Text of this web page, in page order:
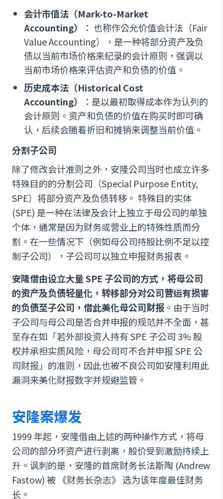
会计市值法（Mark-to-Market
Accounting）
： 也称作公允价值会计法（Fair
Value Accounting），是一种将部分资产及负
债以当前市场价格来纪录的会计原则，强调以
当前市场价格来评估资产和负债的价值。
历史成本法（Historical Cost
Accounting）
：是以最初取得成本作为认列的
会计原则。资产和负债的价值在购买时即可确
认，后续会随着折旧和摊销来调整当前价值。
分割子公司
除了修改会计准则之外，安隆公司当时也成立许多
特殊目的的分割公司（Special Purpose Entity,
SPE）将部分资产及负债转移。 特殊目的实体
(SPE) 是一种在法律及会计上独立于母公司的单独
个体，通常是因为财务或营业上的特殊性质而分
割。在一些情况下（例如母公司持股比例不足以控
制子公司），子公司可以独立申报财务报表。
安隆借由设立大量 SPE 子公司的方式，将母公司
的资产及负债轻量化，转移部分对公司营运有损害
的负债至子公司，借此美化母公司财报 。由于当时
子公司与母公司是否合并申报的规范并不全面，甚
至存在如「若外部投资人持有 SPE 子公司 3% 股
权并承担实质风险，母公司可不合并申报 SPE 公
司财报」的准则，因此也被不良公司如安隆利用此
漏洞来美化财报数字并规避监管。
安隆案爆发
1999 年起，安隆借由上述的两种操作方式，将母
公司的部分坏资产进行剥离，股价受到激励持续上
升。讽刺的是，安隆的首席财务长法斯陶 (Andrew
Fastow) 被 《财务长杂志》 选为该年度最佳财务
长。